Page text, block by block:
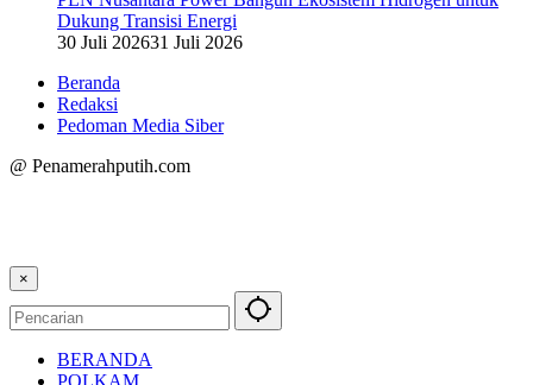
Dukung Transisi Energi
30 Juli 202631 Juli 2026
Beranda
Redaksi
Pedoman Media Siber
@ Penamerahputih.com
×
BERANDA
POLKAM